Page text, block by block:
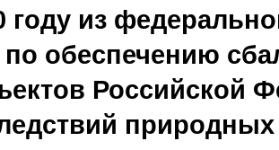
году из
обеспечению
Российской